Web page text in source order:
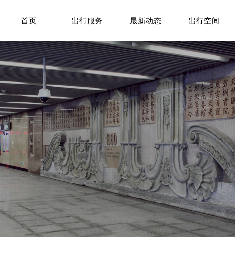
首页 出行服务 最新动态 出行空间